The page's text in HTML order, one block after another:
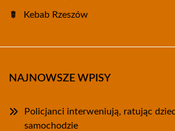
Kebab Rzeszów
NAJNOWSZE WPISY
Policjanci interweniują, ratując
samochodzie